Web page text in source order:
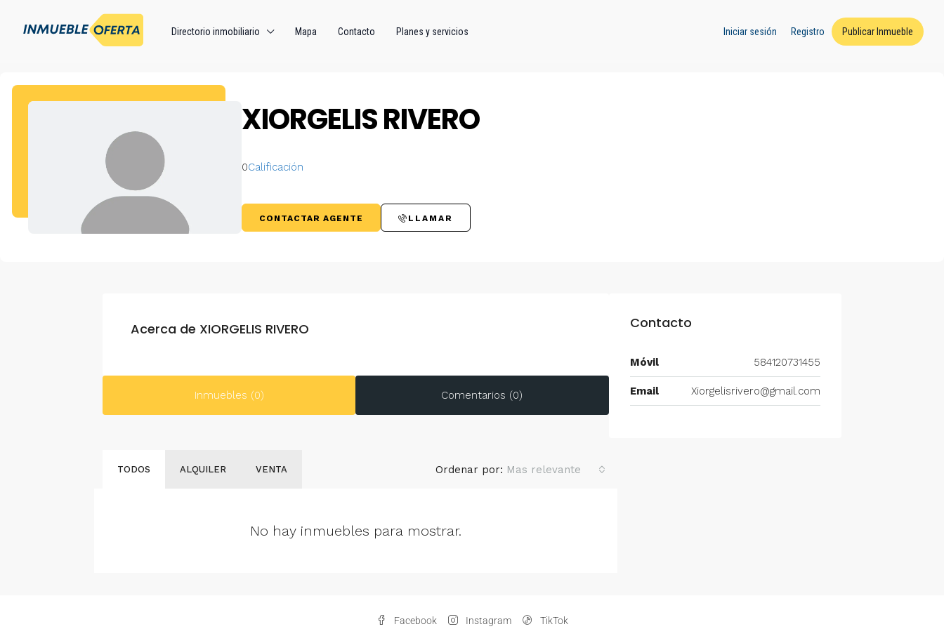
Directorio inmobiliario Mapa Contacto Planes y servicios Iniciar sesión Registro Publicar Inmueble
XIORGELIS RIVERO
0Calificación
CONTACTAR AGENTE LLAMAR
Acerca de XIORGELIS RIVERO
Inmuebles (0) Comentarios (0)
TODOS ALQUILER VENTA Ordenar por: Mas relevante
No hay inmuebles para mostrar.
Contacto
Móvil 584120731455
Email Xiorgelisrivero@gmail.com
Facebook Instagram TikTok